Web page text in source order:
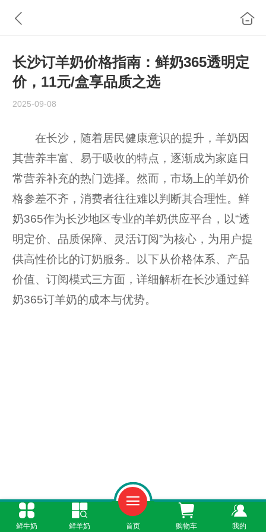
长沙订羊奶价格指南：鲜奶365透明定
价，11元/盒享品质之选
2025-09-08
在长沙，随着居民健康意识的提升，羊奶因
其营养丰富、易于吸收的特点，逐渐成为家庭日
常营养补充的热门选择。然而，市场上的羊奶价
格参差不齐，消费者往往难以判断其合理性。鲜
奶365作为长沙地区专业的羊奶供应平台，以“透
明定价、品质保障、灵活订阅”为核心，为用户提
供高性价比的订奶服务。以下从价格体系、产品
价值、订阅模式三方面，详细解析在长沙通过鲜
奶365订羊奶的成本与优势。
鲜牛奶 鲜羊奶 首页 购物车 我的